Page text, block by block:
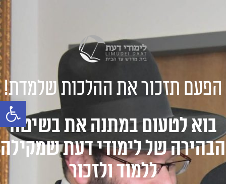
פתח
הפעם תזכור את ההלכות שלמדת!
בוא לטעום במתנה את בשיטה
הבהירה של לימודי דעת שמקילה
ללמוד ולזכור